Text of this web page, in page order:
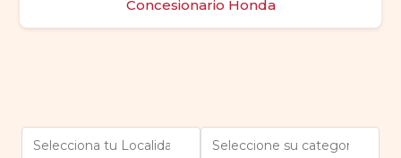
Concesionario Honda